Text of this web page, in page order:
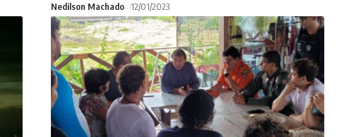
Nedilson Machado 12/01/2023